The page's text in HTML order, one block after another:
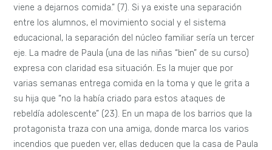
viene a dejarnos comida.” (7). Si ya existe una separación
entre los alumnos, el movimiento social y el sistema
educacional, la separación del núcleo familiar sería un tercer
eje. La madre de Paula (una de las niñas “bien” de su curso)
expresa con claridad esa situación. Es la mujer que por
varias semanas entrega comida en la toma y que le grita a
su hija que “no la había criado para estos ataques de
rebeldía adolescente” (23). En un mapa de los barrios que la
protagonista traza con una amiga, donde marca los varios
incendios que pueden ver, ellas deducen que la casa de Paula